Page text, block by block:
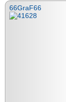
66GraF66